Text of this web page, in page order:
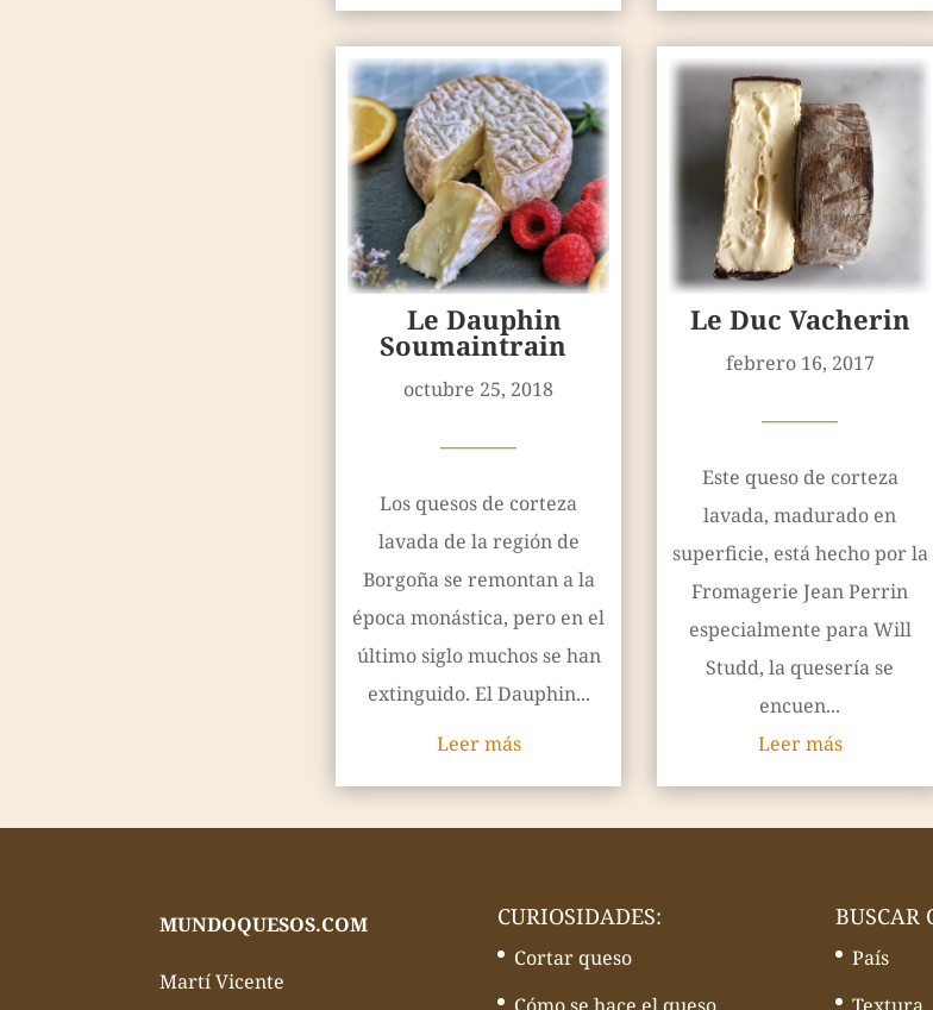
Le Dauphin
Soumaintrain
octubre 25, 2018
————
Los quesos de corteza
lavada de la región de
Borgoña se remontan a la
época monástica, pero en el
último siglo muchos se han
extinguido. El Dauphin...
Leer más
Le Duc Vacherin
febrero 16, 2017
————
Este queso de corteza
lavada, madurado en
superficie, está hecho por la
Fromagerie Jean Perrin
especialmente para Will
Studd, la quesería se
encuen...
Leer más
MUNDOQUESOS.COM
Martí Vicente
CURIOSIDADES:
Cortar queso
Cómo se hace el queso
BUSCAR
País
Textura